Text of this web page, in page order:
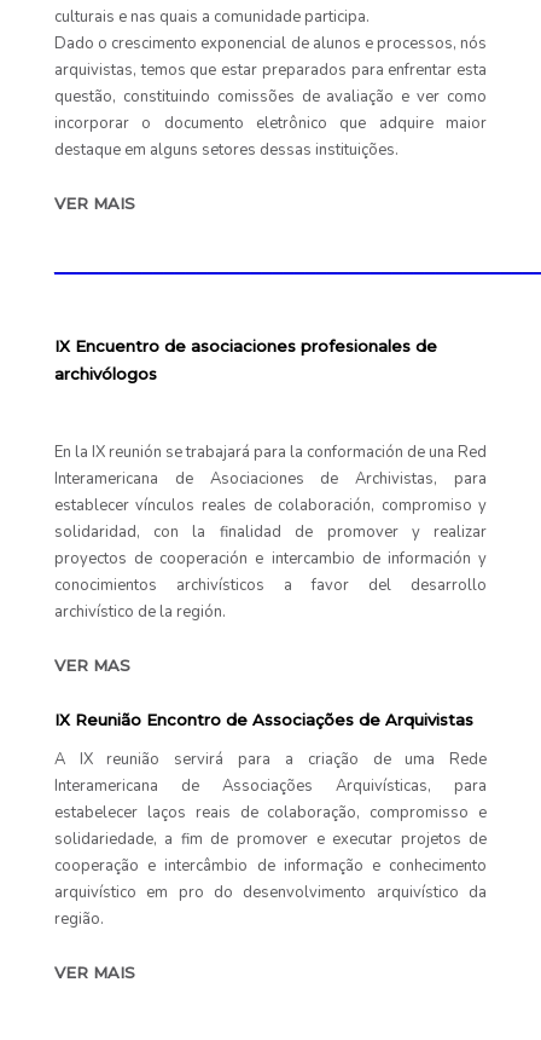
culturais e nas quais a comunidade participa.
Dado o crescimento exponencial de alunos e processos, nós
arquivistas, temos que estar preparados para enfrentar esta
questão, constituindo comissões de avaliação e ver como
incorporar o documento eletrônico que adquire maior
destaque em alguns setores dessas instituições.
VER MAIS
IX Encuentro de asociaciones profesionales de
archivólogos
En la IX reunión se trabajará para la conformación de una Red
Interamericana de Asociaciones de Archivistas, para
establecer vínculos reales de colaboración, compromiso y
solidaridad, con la finalidad de promover y realizar
proyectos de cooperación e intercambio de información y
conocimientos archivísticos a favor del desarrollo
archivístico de la región.
VER MAS
IX Reunião Encontro de Associações de Arquivistas
A IX reunião servirá para a criação de uma Rede
Interamericana de Associações Arquivísticas, para
estabelecer laços reais de colaboração, compromisso e
solidariedade, a fim de promover e executar projetos de
cooperação e intercâmbio de informação e conhecimento
arquivístico em pro do desenvolvimento arquivístico da
região.
VER MAIS